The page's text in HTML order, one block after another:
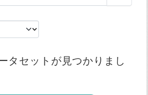
タセットが見つかりまし